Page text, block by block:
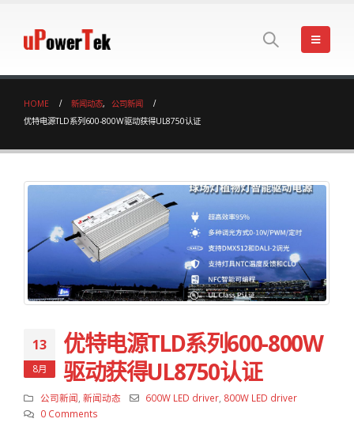
HOME 新闻动态,
公司新闻
优特电源TLD系列600-800W驱动获得UL8750认证
13
8月
优特电源TLD系列600-800W
驱动获得UL8750认证
公司新闻 新闻动态 600W LED driver 800W LED driver
0 Comments